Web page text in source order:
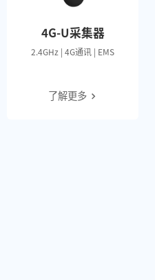
4G-U采集器
2.4GHz | 4G通讯 | EMS
了解更多